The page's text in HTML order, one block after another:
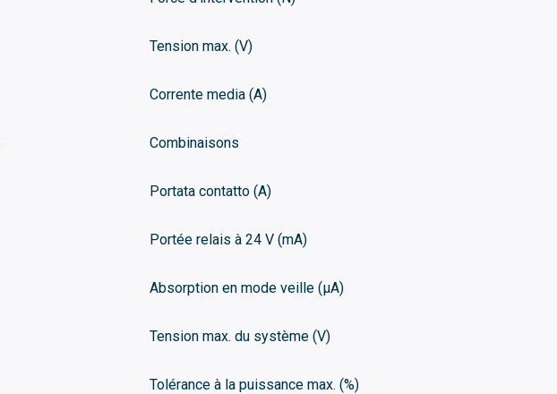
Tension max. (V)
Corrente media (A)
Combinaisons
Portata contatto (A)
Portée relais à 24 V (mA)
Absorption en mode veille (μA)
Tension max. du système (V)
Tolérance à la puissance max. (%)